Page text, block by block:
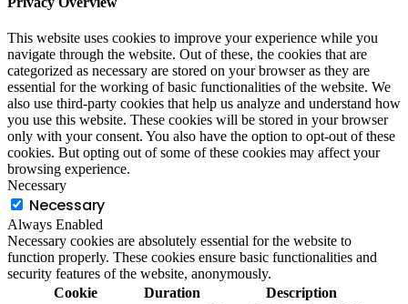
This website uses cookies to improve your experience while you
navigate through the website. Out of these, the cookies that are
categorized as necessary are stored on your browser as they are
essential for the working of basic functionalities of the website. We
also use third-party cookies that help us analyze and understand how
you use this website. These cookies will be stored in your browser
only with your consent. You also have the option to opt-out of these
cookies. But opting out of some of these cookies may affect your
browsing experience.
Necessary
Necessary
Always Enabled
Necessary cookies are absolutely essential for the website to
function properly. These cookies ensure basic functionalities and
security features of the website, anonymously.
Cookie
Duration Description